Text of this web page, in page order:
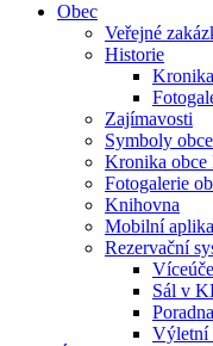
Obec
Veřejné
Historie
Zajímavosti
Symboly obce
Kronika obce
Fotogalerie
Knihovna
Mobilní
Rezervační
Sál v
Výletní